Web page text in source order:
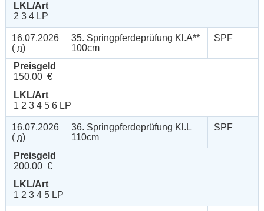
LKL/Art
2 3 4 LP
16.07.2026
( n)
35. Springpferdeprüfung Kl.A**
100cm
SPF
Preisgeld
150,00 €
LKL/Art
1 2 3 4 5 6 LP
16.07.2026
( n)
36. Springpferdeprüfung Kl.L
110cm
SPF
Preisgeld
200,00 €
LKL/Art
1 2 3 4 5 LP